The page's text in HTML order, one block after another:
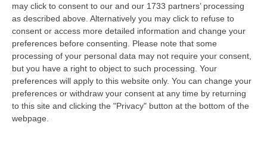
may click to consent to our and our 1733 partners’ processing
as described above. Alternatively you may click to refuse to
consent or access more detailed information and change your
preferences before consenting.
Please note that some
processing of your personal data may not require your consent,
but you have a right to object to such processing. Your
preferences will apply to this website only. You can change your
preferences or withdraw your consent at any time by returning
to this site and clicking the "Privacy" button at the bottom of the
webpage.
Rapporto CeDAP Sulla Calabria
“COSENZA In Calabria nel 2025 sono stati rilevati 11.224 parti, quasi
1.300 in meno rispetto al 2023. Natalità e fecondità restano superiori…
10 Agosto, 13:11
Catanzaro, Ecco Il Nuovo Corso Di Laurea Magistrale In
Healthcare Management
“CATANZARO L’Università degli Studi Magna Græcia di Catanzaro amplia
e rinnova la propria offerta formativa lanciando un corso di laurea mag…